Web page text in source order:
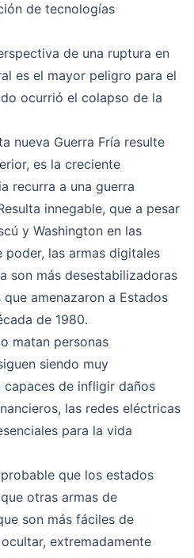
de tecnologías
de una ruptura en
es el mayor peligro para el
ocurrió el colapso de la
nueva Guerra Fría resulte
es la creciente
recurra a una guerra
innegable, que a pesar
y Washington en las
las armas digitales
son más desestabilizadoras
amenazaron a Estados
de 1980.
matan personas
siendo muy
de infligir daños
las redes eléctricas
para la vida
que los estados
otras armas de
son más fáciles de
extremadamente